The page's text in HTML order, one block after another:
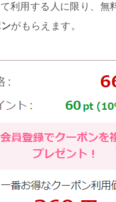
利用する人に限り、無
がもらえます。